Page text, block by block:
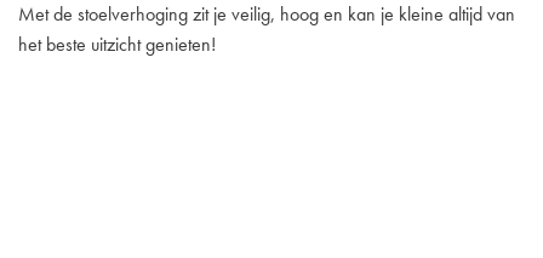
Met de stoelverhoging zit je veilig, hoog en kan je kleine altijd van
het beste uitzicht genieten!